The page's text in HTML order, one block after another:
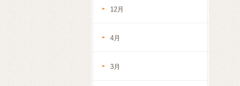
12月
4月
3月